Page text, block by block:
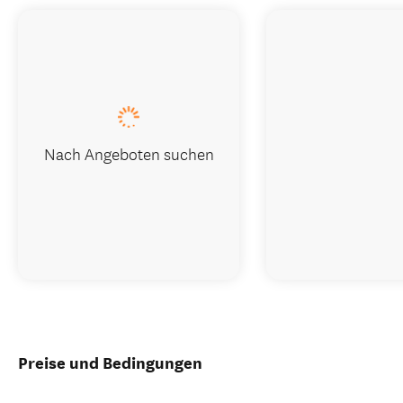
Preise und Bedingungen
Nach Angeboten suchen